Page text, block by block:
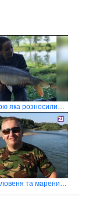
Попали під бурю яка розносилила усе довкола
Ловля щуки, головеня та марени на річці Тиса в селі Тисобикень (с. Бобове)